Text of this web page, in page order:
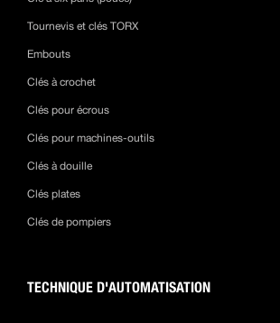
Tournevis et clés TORX
Embouts
Clés à crochet
Clés pour écrous
Clés pour machines-outils
Clés à douille
Clés plates
Clés de pompiers
TECHNIQUE D'AUTOMATISATION